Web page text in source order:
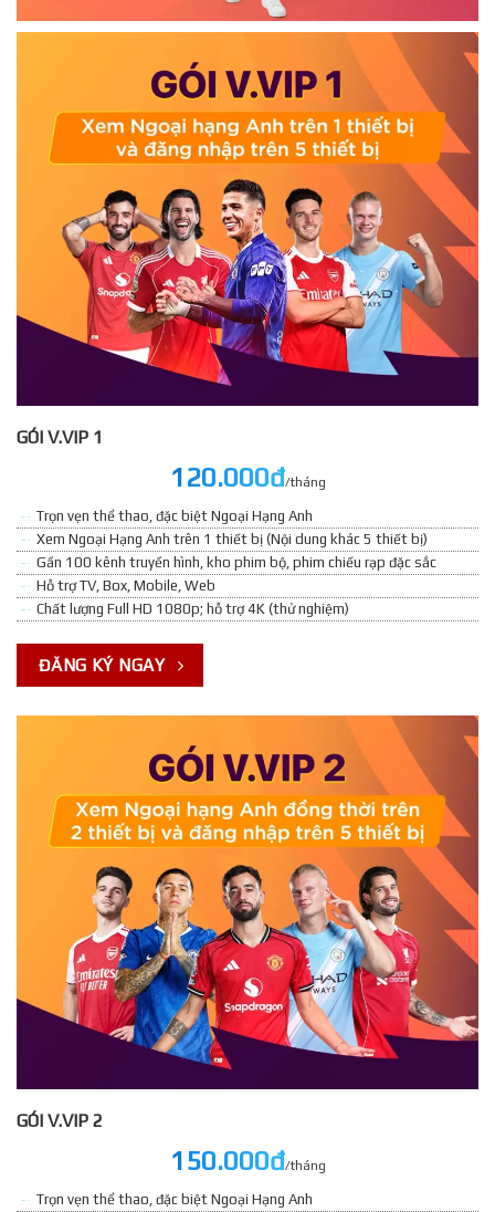
GÓI V.VIP 1
120.000đ/tháng
Trọn vẹn thể thao, đặc biệt Ngoại Hạng Anh
Xem Ngoại Hạng Anh trên 1 thiết bị (Nội dung khác 5 thiết bị)
Gần 100 kênh truyền hình, kho phim bộ, phim chiếu rạp đặc sắc
Hỗ trợ TV, Box, Mobile, Web
Chất lượng Full HD 1080p; hỗ trợ 4K (thử nghiệm)
ĐĂNG KÝ NGAY
GÓI V.VIP 2
150.000đ/tháng
Trọn vẹn thể thao, đặc biệt Ngoại Hạng Anh